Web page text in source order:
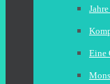
Eine